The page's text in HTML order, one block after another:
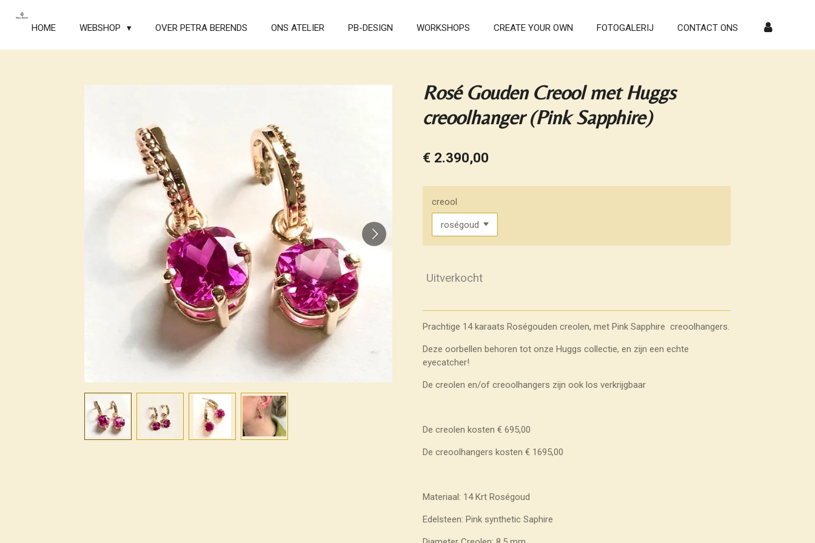
de
HOME WEBSHOP OVER PETRA BERENDS ONS ATELIER PB-DESIGN WORKSHOPS CREATE YOUR OWN FOTOGALERIJ CONTACT ONS
Rosé Gouden Creool met Huggs
creoolhanger (Pink Sapphire)
€ 2.390,00
creool
Uitverkocht
Prachtige 14 karaats Roségouden creolen, met Pink Sapphire creoolhangers.
Deze oorbellen behoren tot onze Huggs collectie, en zijn een echte
eyecatcher!
De creolen en/of creoolhangers zijn ook los verkrijgbaar
De creolen kosten € 695,00
De creoolhangers kosten € 1695,00
Materiaal: 14 Krt Roségoud
Edelsteen: Pink synthetic Saphire